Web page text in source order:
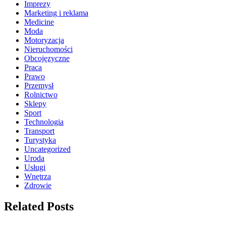
Imprezy
Marketing i reklama
Medicine
Moda
Motoryzacja
Nieruchomości
Obcojęzyczne
Praca
Prawo
Przemysł
Rolnictwo
Sklepy
Sport
Technologia
Transport
Turystyka
Uncategorized
Uroda
Usługi
Wnętrza
Zdrowie
Related Posts